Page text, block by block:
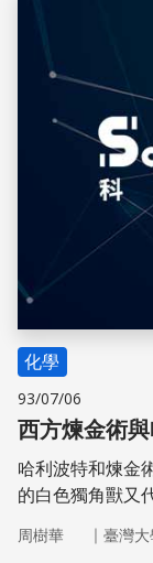
化學
93/07/06
西方煉金術
哈利波特和煉金
的白色獨角獸又
周樹華 ｜ 臺灣大